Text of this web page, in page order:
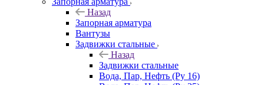
Назад
Запорная арматура
Вантузы
Задвижки стальные
Назад
Задвижки стальные
Вода, Пар, Нефть (Ру 16)